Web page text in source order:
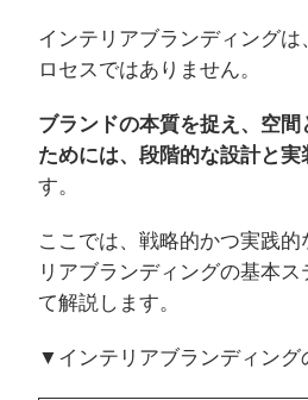
インテリアブランディング
ロセスではありません。
ブランドの本質を捉え、空
ためには、段階的な設計と実
す。
ここでは、戦略的かつ実践
リアブランディングの基本
て解説します。
▼インテリアブランディング